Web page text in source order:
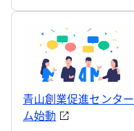
青山創業促進センタ
ム始動